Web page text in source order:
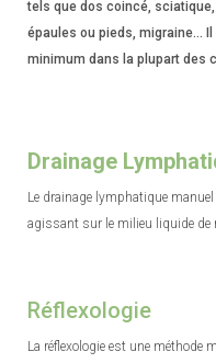
tels que dos coincé,
épaules ou pieds, migraine...
minimum dans la plupart des
Drainage
Le drainage lymphatique
agissant sur le milieu liquide de
Réflexologie
La réflexologie est une méthode